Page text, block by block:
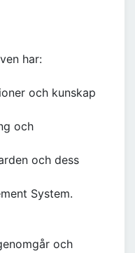
har:
och kunskap
och
och dess
System.
och